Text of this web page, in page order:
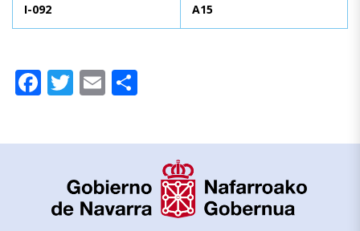
I-092 A15
Facebook
Twitter
Email